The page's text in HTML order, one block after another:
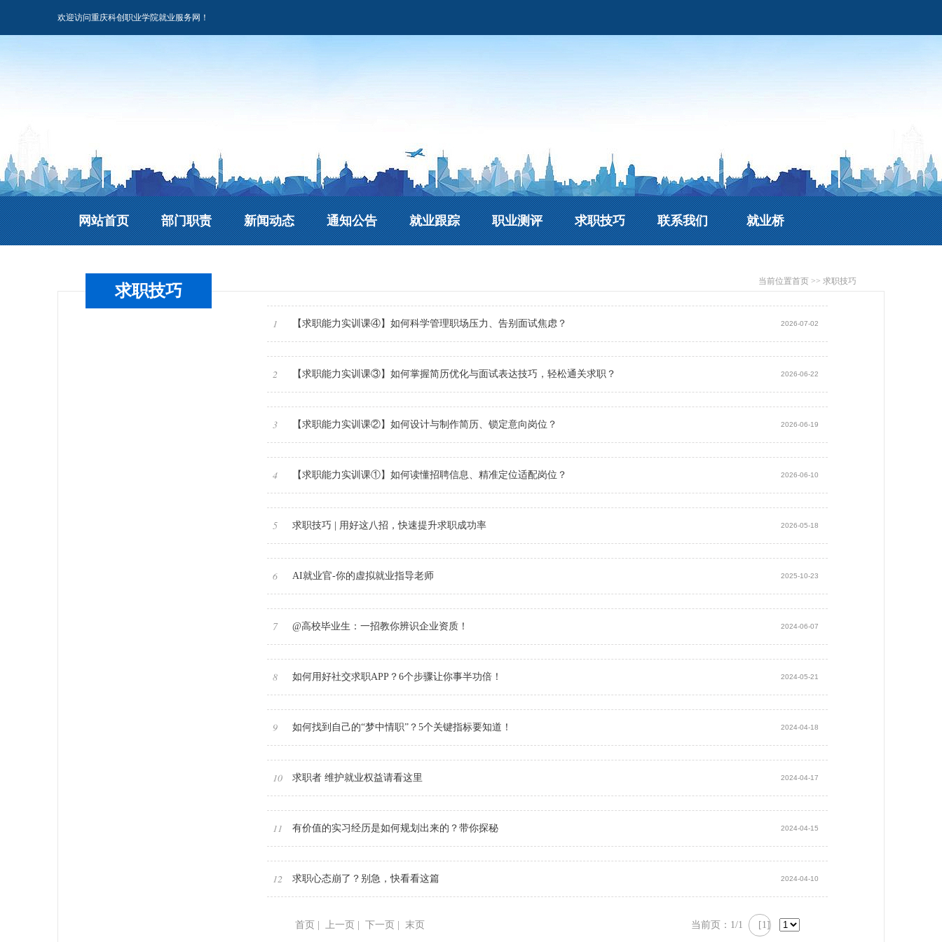
欢迎访问重庆科创职业学院就业服务网！
网站首页 部门职责 新闻动态 通知公告 就业跟踪 职业测评 求职技巧 联系我们 就业桥
求职技巧
当前位置首页 >> 求职技巧
1 【求职能力实训课④】如何科学管理职场压力、告别面试焦虑？ 2026-07-02
2 【求职能力实训课③】如何掌握简历优化与面试表达技巧，轻松通关求职？ 2026-06-22
3 【求职能力实训课②】如何设计与制作简历、锁定意向岗位？ 2026-06-19
4 【求职能力实训课①】如何读懂招聘信息、精准定位适配岗位？ 2026-06-10
5 求职技巧 | 用好这八招，快速提升求职成功率 2026-05-18
6 AI就业官-你的虚拟就业指导老师 2025-10-23
7 @高校毕业生：一招教你辨识企业资质！ 2024-06-07
8 如何用好社交求职APP？6个步骤让你事半功倍！ 2024-05-21
9 如何找到自己的“梦中情职”？5个关键指标要知道！ 2024-04-18
10 求职者 维护就业权益请看这里 2024-04-17
11 有价值的实习经历是如何规划出来的？带你探秘 2024-04-15
12 求职心态崩了？别急，快看看这篇 2024-04-10
首页 | 上一页 | 下一页 | 末页 当前页：1/1 [1]